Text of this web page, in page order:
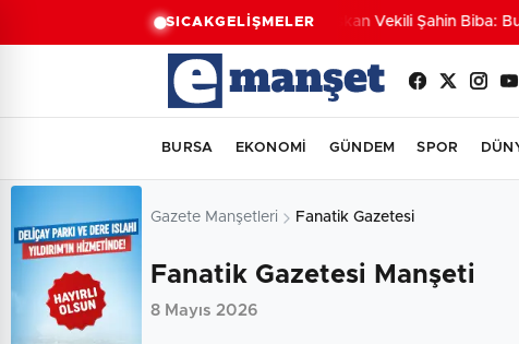
SICAKGELİŞMELERBaşkan Vekili Şahin Biba:
BURSA EKONOMİ GÜNDEM SPOR
Gazete Manşetleri Fanatik Gazetesi
Fanatik Gazetesi Manşeti
8 Mayıs 2026